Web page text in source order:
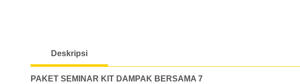
Deskripsi
PAKET SEMINAR KIT DAMPAK BERSAMA 7